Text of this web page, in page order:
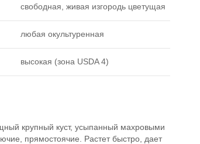
свободная, живая изгородь цветущая
любая окультуренная
высокая (зона USDA 4)
крупный куст, усыпанный махровыми
прямостоячие. Растет быстро, дает